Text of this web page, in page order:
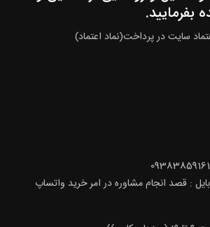
بفرمایید.
سایت در پرداخت(نماد اعتماد)
: قصد انجام مشاوره در امر خرید واتساپ